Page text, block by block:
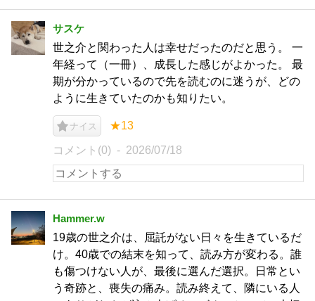
サスケ
世之介と関わった人は幸せだったのだと思う。 一
年経って（一冊）、成長した感じがよかった。 最
期が分かっているので先を読むのに迷うが、どの
ように生きていたのかも知りたい。
ナイス ★13
コメント(0) 2026/07/18
Hammer.w
19歳の世之介は、屈託がない日々を生きているだ
け。40歳での結末を知って、読み方が変わる。誰
も傷つけない人が、最後に選んだ選択。日常とい
う奇跡と、喪失の痛み。読み終えて、隣にいる人